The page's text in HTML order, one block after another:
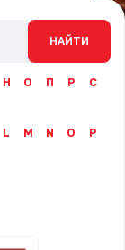
НАЙТИ
Н О П Р
С
L M N O
P